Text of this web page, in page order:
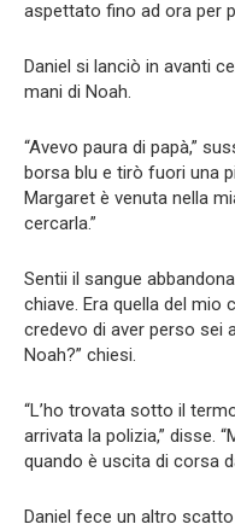
aspettato fino ad ora per
Daniel si lanciò in avanti
mani di Noah.
“Avevo paura di papà,”
borsa blu e tirò fuori una
Margaret è venuta nella
cercarla.”
Sentii il sangue
chiave. Era quella del mio
credevo di aver perso sei
Noah?” chiesi.
“L’ho trovata sotto il
arrivata la polizia,” disse.
quando è uscita di corsa
Daniel fece un altro